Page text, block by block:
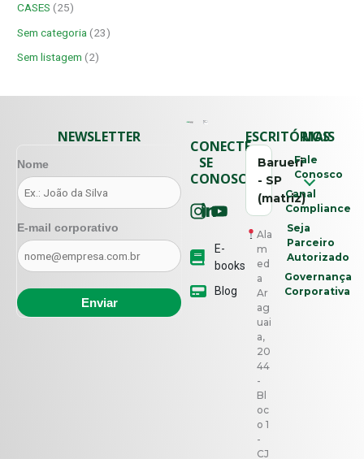
CASES (25)
Sem categoria (23)
Sem listagem (2)
CONECTE-
SE
CONOSCO
E-
books
Blog
ESCRITÓRIOS
Barueri
- SP
(matriz)
Ala
m
ed
a
Ar
ag
uai
a,
20
44
-
Bl
oc
o 1
-
CJ
MAIS
Fale
Conosco
Canal
Compliance
Seja
Parceiro
Autorizado
Governança
Corporativa
NEWSLETTER
Nome
E-mail corporativo